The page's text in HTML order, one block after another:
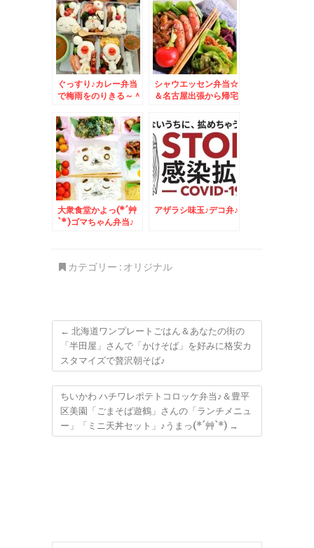
ぐっすり♪カレー弁当
で梅雨をのりきる～＾
シャウエッセン弁当☆
＆名古屋出張から帰宅
大衆食堂かよっ(*´艸
`*)ゴマちゃん弁当♪
アザラシ味玉♪デコ弁♪
カテゴリー : オリジナル
← 北海道ワンプレートごはん＆あなたの街の
「半田屋」さんで「かけそば」を好みに格安カ
スタマイズで贅沢朝そば♪
ちいかわ ハチワレポテトコロッケ弁当♪＆豊平
区美園「ごまそば遊鶴」さんの「ランチメニュ
ー」「ミニ天丼セット」♪うまっ(*´艸`*) →